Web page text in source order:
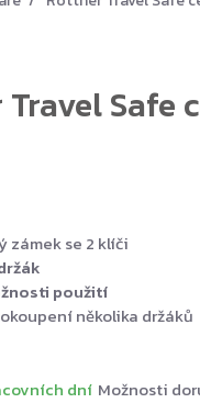
Safe
dní Možnosti
zámek se 2 klíči
použití
několika držáků